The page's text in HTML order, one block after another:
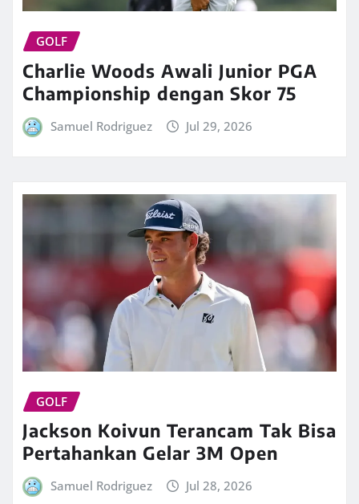
GOLF
Charlie Woods Awali Junior PGA
Championship dengan Skor 75
Samuel Rodriguez Jul 29, 2026
GOLF
Jackson Koivun Terancam Tak Bisa
Pertahankan Gelar 3M Open
Samuel Rodriguez Jul 28, 2026